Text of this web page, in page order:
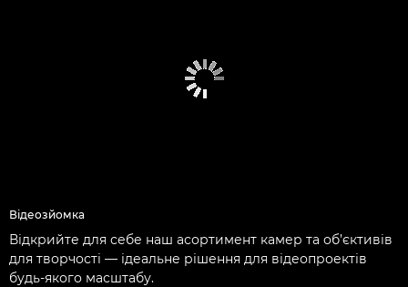
Відеозйомка
Відкрийте для себе наш асортимент камер та об’єктивів
для творчості — ідеальне рішення для відеопроектів
будь-якого масштабу.